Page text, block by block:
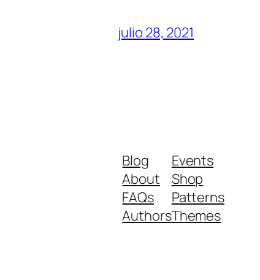
julio 28, 2021
Blog
About
FAQs
Authors
Events
Shop
Patterns
Themes